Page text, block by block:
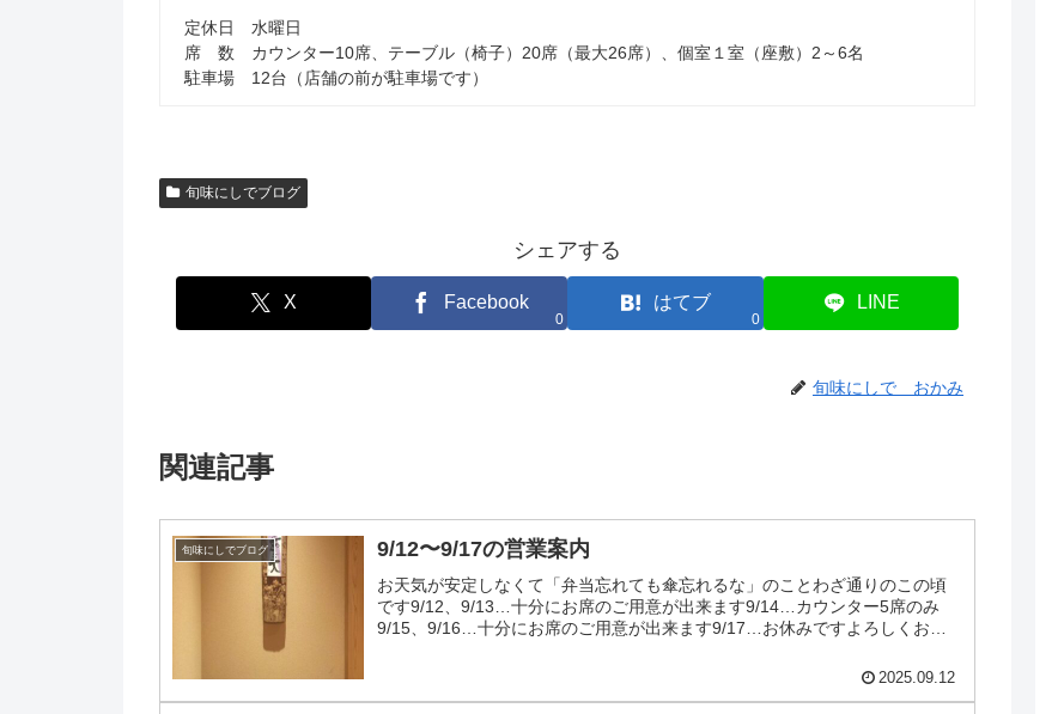
定休日 水曜日
席 数 カウンター10席、テーブル（椅子）20席（最大26席）、個室１室（座敷）2～6名
駐車場 12台（店舗の前が駐車場です）
旬味にしでブログ
シェアする
X Facebook
0
はてブ
0
LINE
旬味にしで おかみ
関連記事
旬味にしでブログ 9/12〜9/17の営業案内
お天気が安定しなくて「弁当忘れても傘忘れるな」のことわざ通りのこの頃
です9/12、9/13…十分にお席のご用意が出来ます9/14…カウンター5席のみ
9/15、9/16…十分にお席のご用意が出来ます9/17…お休みですよろしくお願
2025.09.12